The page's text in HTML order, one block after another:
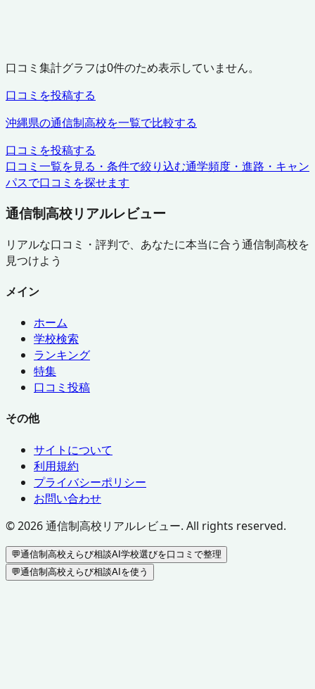
口コミ集計グラフは0件のため表示していません。
口コミを投稿する
沖縄県の通信制高校を一覧で比較する
口コミを投稿する
口コミ一覧を見る・条件で絞り込む通学頻度・進路・キャン
パスで口コミを探せます
通信制高校リアルレビュー
リアルな口コミ・評判で、あなたに本当に合う通信制高校を
見つけよう
メイン
ホーム
学校検索
ランキング
特集
口コミ投稿
その他
サイトについて
利用規約
プライバシーポリシー
お問い合わせ
©2026通信制高校リアルレビュー. All rights reserved.
💬通信制高校えらび相談AI学校選びを口コミで整理
💬通信制高校えらび相談AIを使う